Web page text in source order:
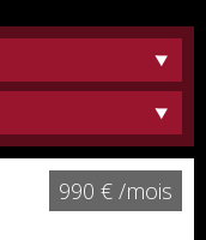
990 € /mois